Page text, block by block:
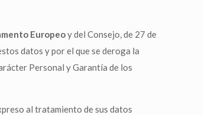
Europeoy del Consejo, de 27 de
datos y por el que se deroga la
Personal y Garantía de los
al tratamiento de sus datos